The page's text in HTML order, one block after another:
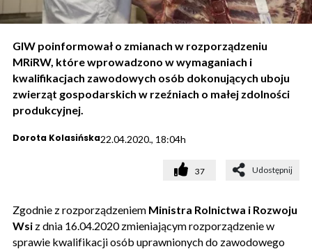
GIW poinformował o zmianach w rozporządzeniu
MRiRW, które wprowadzono w wymaganiach i
kwalifikacjach zawodowych osób dokonujących uboju
zwierząt gospodarskich w rzeźniach o małej zdolności
produkcyjnej.
Dorota Kolasińska22.04.2020., 18:04h
37 Udostępnij
Zgodnie z rozporządzeniem Ministra Rolnictwa i Rozwoju
Wsi z dnia 16.04.2020 zmieniającym rozporządzenie w
sprawie kwalifikacji osób uprawnionych do zawodowego